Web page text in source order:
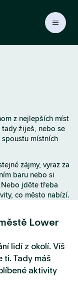
z nejlepších míst
žiješ, nebo se
místních
zájmy, vyraz za
baru nebo si
jděte třeba
co město nabízí.
Lower
lidí z okolí. Víš
ti. Tady máš
aktivity